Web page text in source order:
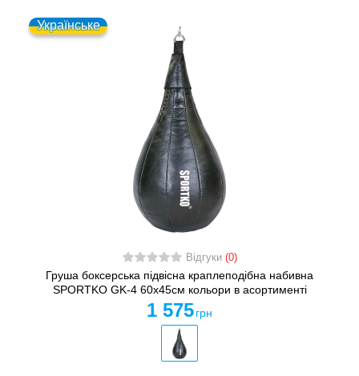
Українське
Відгуки (0)
Груша боксерська підвісна краплеподібна набивна
SPORTKO GK-4 60x45см кольори в асортименті
1 575 грн